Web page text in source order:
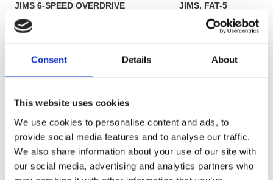
Consent Details About
This website uses cookies
We use cookies to personalise content and ads, to
provide social media features and to analyse our traffic.
We also share information about your use of our site with
our social media, advertising and analytics partners who
JIMS 6-SPEED OVERDRIVE
47 635
JIMS, FAT-5
00-06 FXST
60 695KR